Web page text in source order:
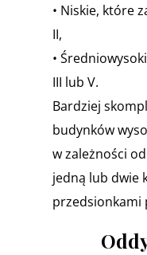
• Niskie, które
II,
•
III lub V.
Bardziej
budynków
w zależności
jedną lub dwie
przedsionkami